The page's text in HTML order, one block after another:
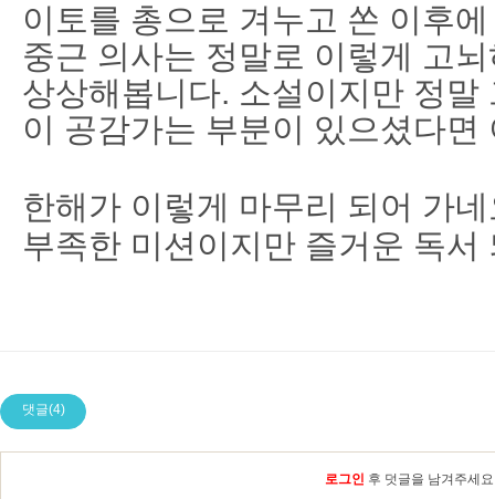
이토를 총으로 겨누고 쏜 이후
중근 의사는 정말로 이렇게 고
상상해봅니다. 소설이지만 정말
이 공감가는 부분이 있으셨다면
한해가 이렇게 마무리 되어 가
부족한 미션이지만 즐거운 독서
댓글(4)
로그인 후 덧글을 남겨주세요